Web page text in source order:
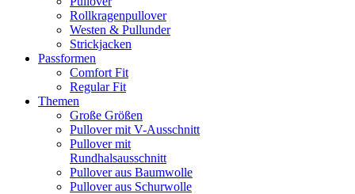
Rollkragenpullover
Westen & Pullunder
Strickjacken
Passformen
Comfort Fit
Regular Fit
Themen
Große Größen
Pullover mit V-Ausschnitt
Pullover mit
Rundhalsausschnitt
Pullover aus Baumwolle
Pullover aus Schurwolle